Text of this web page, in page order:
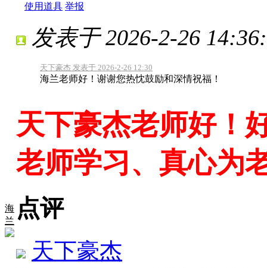
使用道具 举报
海
兰
发表于 2026-2-26
天下豪杰 发表于 2026-2-26 12:30
海兰老师好！谢谢您热忱鼓励和深情祝福！
天下豪杰老师好！
老师学习、真心为
点评
天下豪杰